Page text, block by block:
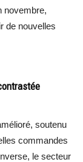
novembre,
de nouvelles
soutenu
commandes
le secteur